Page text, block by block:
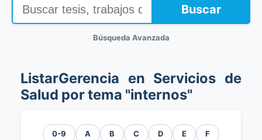
Buscar
Búsqueda Avanzada
ListarGerencia en Servicios de
Salud por tema "internos"
0-9 A B C D E F